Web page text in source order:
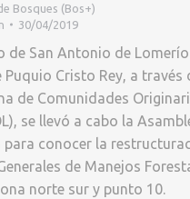
Bosques (Bos+)
30/04/2019
de San Antonio de
Cristo Rey, a través
de Comunidades
se llevó a cabo la
conocer la
de Manejos
norte sur y punto 10.